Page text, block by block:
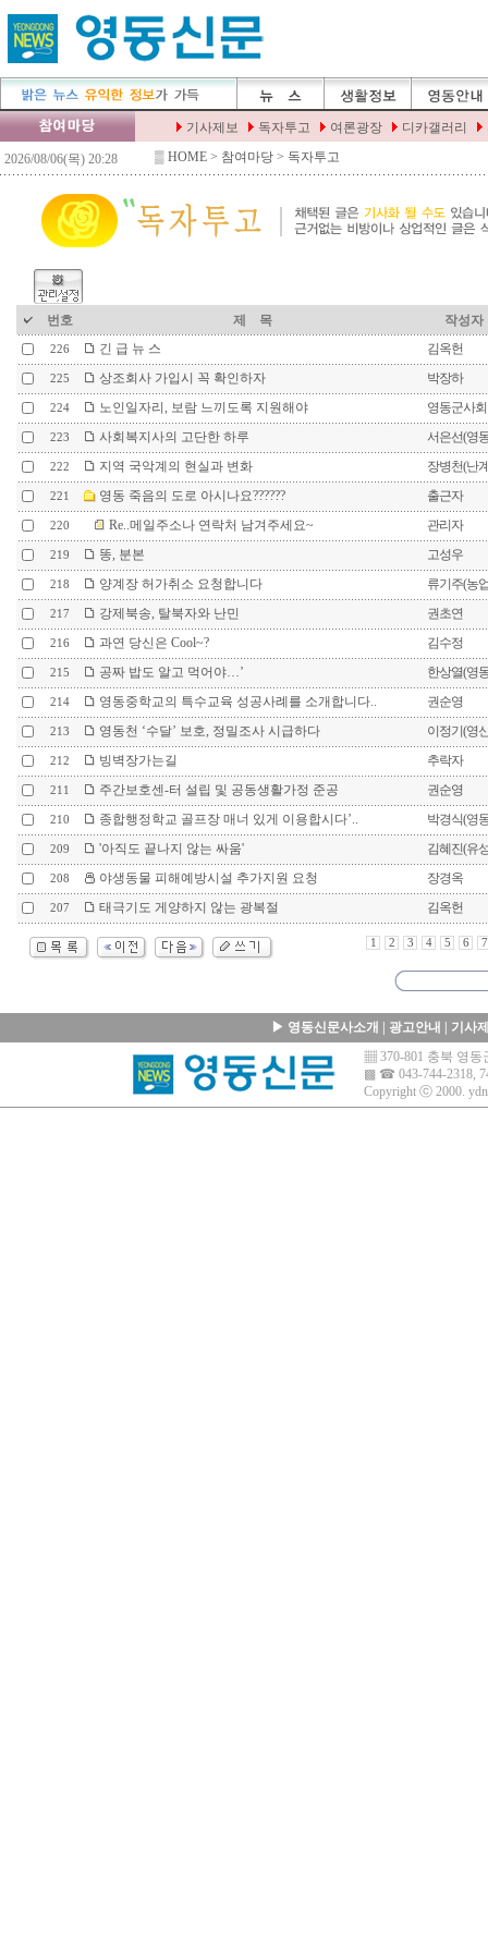
▒ HOME > 참여마당 > 독자투고
번호 제 목 작성자
226 긴 급 뉴 스 김옥헌
225 상조회사 가입시 꼭 확인하자 박장하
224 노인일자리, 보람 느끼도록 지원해야 영동군사회
223 사회복지사의 고단한 하루 서은선(영
222 지역 국악계의 현실과 변화 장병천(난
221 영동 죽음의 도로 아시나요?????? 출근자
220 Re..메일주소나 연락처 남겨주세요~ 관리자
219 똥, 분본 고성우
218 양계장 허가취소 요청합니다 류기주(농
217 강제북송, 탈북자와 난민 권초연
216 과연 당신은 Cool~? 김수정
215 공짜 밥도 알고 먹어야…’ 한상열(영
214 영동중학교의 특수교육 성공사례를 소개합니다.. 권순영
213 영동천 ‘수달’ 보호, 정밀조사 시급하다 이정기(영
212 빙벽장가는길 추락자
211 주간보호센-터 설립 및 공동생활가정 준공 권순영
210 종합행정학교 골프장 매너 있게 이용합시다’.. 박경식(영
209 '아직도 끝나지 않는 싸움' 김혜진(유
208 야생동물 피해예방시설 추가지원 요청 장경옥
207 태극기도 게양하지 않는 광복절 김옥헌
1 2 3 4 5 6 7
▶ 영동신문사소개 광고안내
기사
▦ 370-801 충북 영
▩ ☎ 043-744-2318,
Copyright ⓒ 2000.